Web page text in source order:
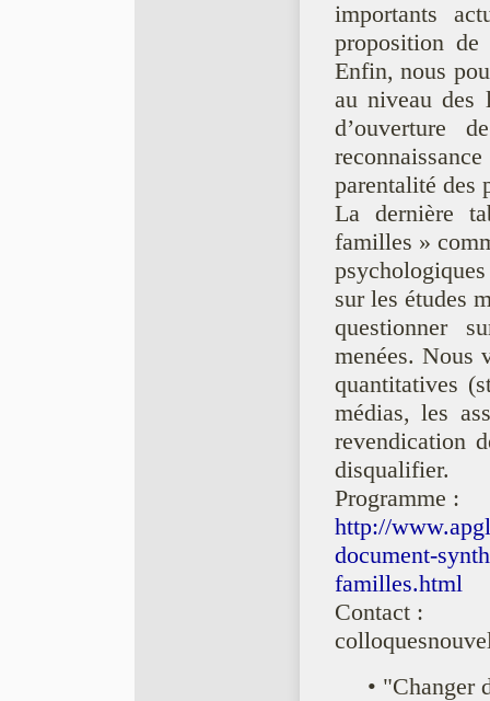
importants
proposition
Enfin, nous
au niveau des
d’ouverture
parentalité des
La dernière
familles »
sur les études
questionner
menées. Nous
quantitatives
médias, les
revendication
disqualifier.
Programme :
http://
document-
familles.html
Contact :
• "Changer